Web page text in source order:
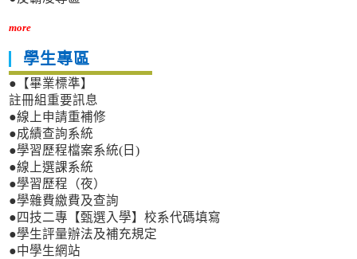
more
學生專區
●【畢業標準】
註冊組重要訊息
●線上申請重補修
●成績查詢系統
●學習歷程檔案系統(日)
●線上選課系統
●學習歷程（夜）
●學雜費繳費及查詢
●四技二專【甄選入學】校系代碼填寫
●學生評量辦法及補充規定
●中學生網站